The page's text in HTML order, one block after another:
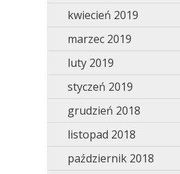
kwiecień 2019
marzec 2019
luty 2019
styczeń 2019
grudzień 2018
listopad 2018
październik 2018